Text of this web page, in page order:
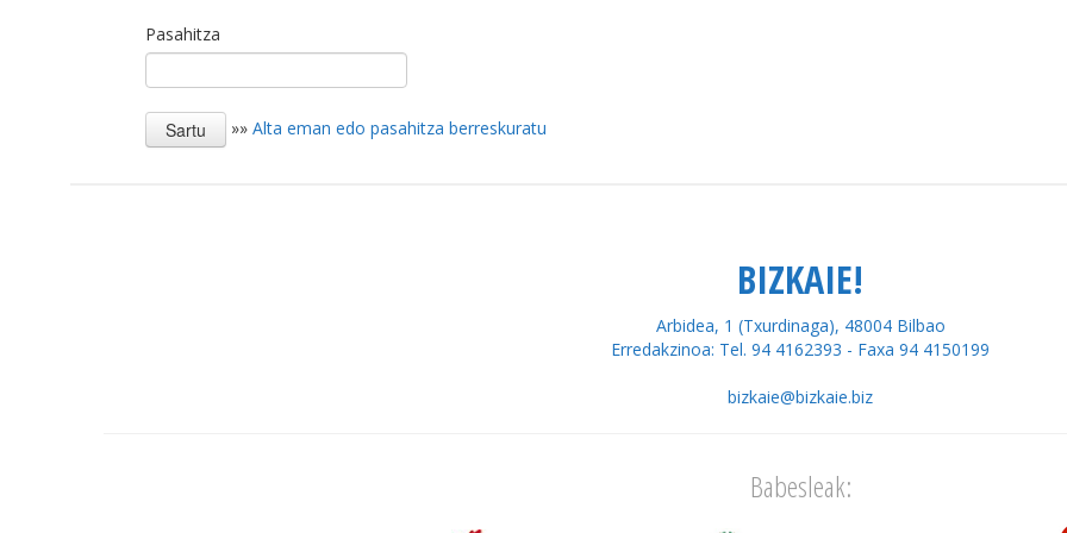
Pasahitza
»» Alta eman edo pasahitza berreskuratu
BIZKAIE!
Arbidea, 1 (Txurdinaga), 48004 Bilbao
Erredakzinoa: Tel. 94 4162393 - Faxa 94 4150199
bizkaie@bizkaie.biz
Babesleak: